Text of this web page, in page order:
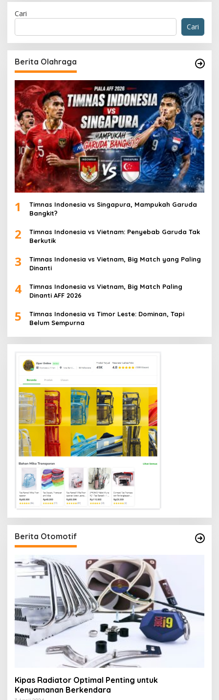
Cari
Cari
Berita Olahraga
1
Timnas Indonesia vs Singapura, Mampukah Garuda
Bangkit?
2
Timnas Indonesia vs Vietnam: Penyebab Garuda Tak
Berkutik
3
Timnas Indonesia vs Vietnam, Big Match yang Paling
Dinanti
4
Timnas Indonesia vs Vietnam, Big Match Paling
Dinanti AFF 2026
5
Timnas Indonesia vs Timor Leste: Dominan, Tapi
Belum Sempurna
Berita Otomotif
Kipas Radiator Optimal Penting untuk
Kenyamanan Berkendara